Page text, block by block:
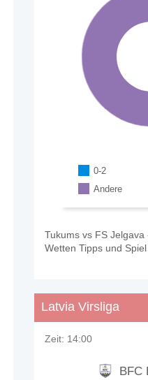
0-2
Andere
Tukums vs FS Jelgava
Wetten Tipps und
Latvia Virsliga
Zeit: 14:00
BFC